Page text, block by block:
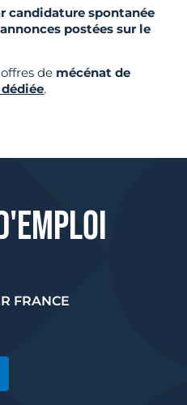
candidature spontanée
postées sur le
de mécénat de
.
FRANCE